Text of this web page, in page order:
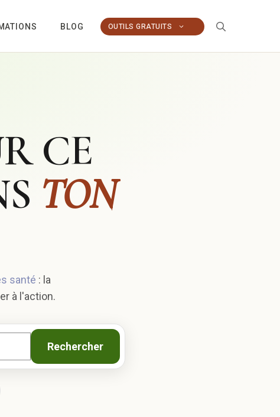
BLOG OUTILS GRATUITS
CE
TON
santé : la
à l'action.
Rechercher